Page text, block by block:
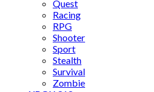
Quest
Racing
RPG
Shooter
Sport
Stealth
Survival
Zombie